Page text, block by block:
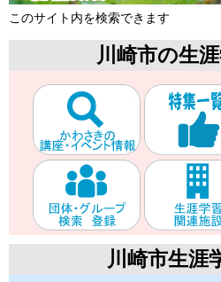
このサイト内を検索できます
川崎市の生
川崎市生涯